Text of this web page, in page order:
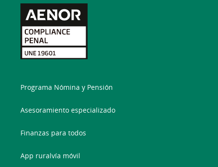
Programa Nómina y Pensión
Asesoramiento especializado
Finanzas para todos
App ruralvía móvil